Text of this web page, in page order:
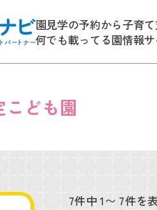
園見学の予約から子育て
何でも載ってる園情報
こども園
7件中 1〜 7件を